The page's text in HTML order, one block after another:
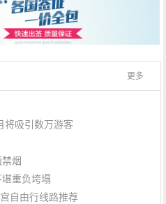
更多
将吸引数万游客
烟
堪重负垮塌
自由行线路推荐